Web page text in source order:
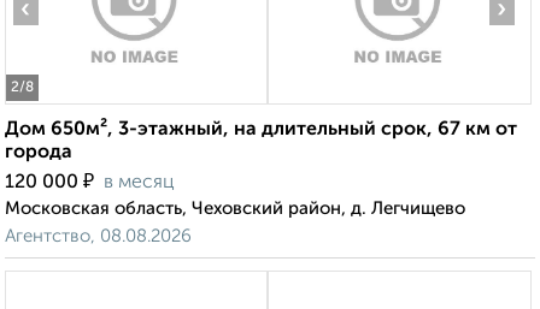
2/8
‹ ›
Дом 650м², 3-этажный, на длительный срок, 67 км от
города
120 000 ₽ в месяц
Московская область, Чеховский район, д. Легчищево
Агентство, 08.08.2026